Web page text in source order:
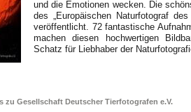
und die Emotionen wecken. Die
des „Europäischen Naturfotograf
veröffentlicht. 72 fantastische
machen diesen hochwertigen
Schatz für Liebhaber der
zu Gesellschaft Deutscher Tierfotografen e.V.